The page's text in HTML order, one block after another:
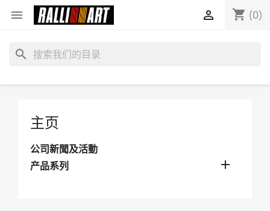
 shopping_cart (0)

search
主页
公司新聞及活動
产品系列
